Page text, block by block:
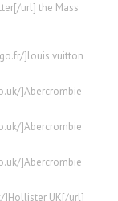
url] the Mass
]louis vuitton
]Abercrombie
]Abercrombie
]Abercrombie
]Hollister UK[/url]